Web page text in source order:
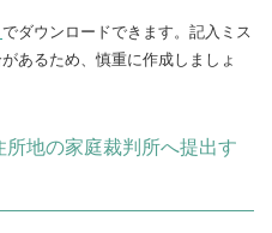
でダウンロードできます。記入ミス
あるため、慎重に作成しましょ
地の家庭裁判所へ提出す